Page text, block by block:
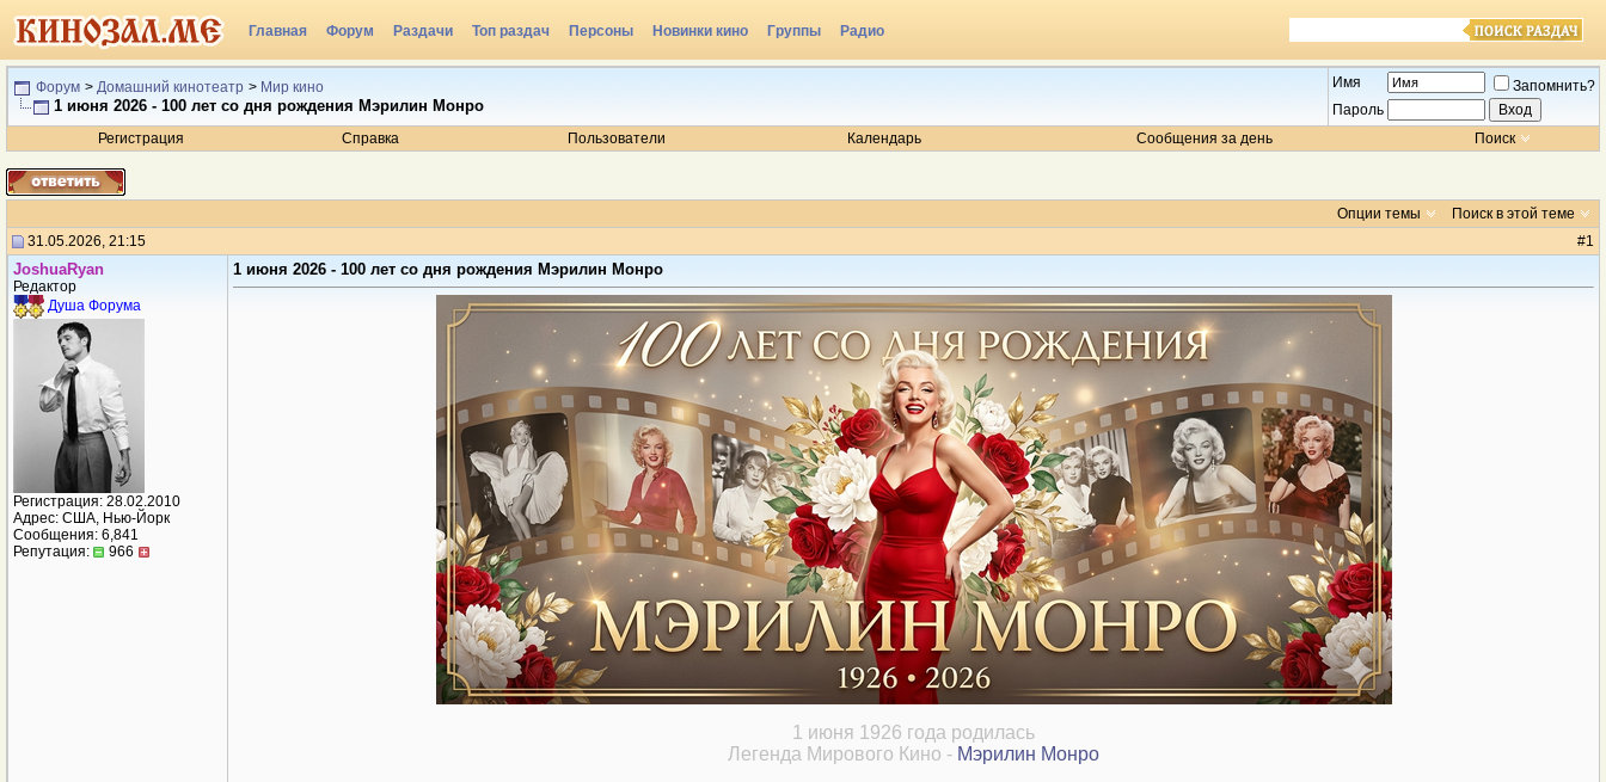
Главная Форум Раздачи Топ раздач Персоны Новинки кино Группы Радио
Форум > Домашний кинотеатр > Мир кино
1 июня 2026 - 100 лет со дня рождения Мэрилин Монро
Имя
Запомнить?
Пароль
Регистрация
Справка Пользователи Календарь Сообщения за день Поиск
Опции темы
Поиск в этой теме
31.05.2026, 21:15
#1
JoshuaRyan
Редактор
Душа Форума
Регистрация: 28.02.2010
Адрес: США, Нью-Йорк
Сообщения: 6,841
Репутация:
966
1 июня 2026 - 100 лет со дня рождения Мэрилин Монро
1 июня 1926 года родилась
Легенда Мирового Кино - Мэрилин Монро